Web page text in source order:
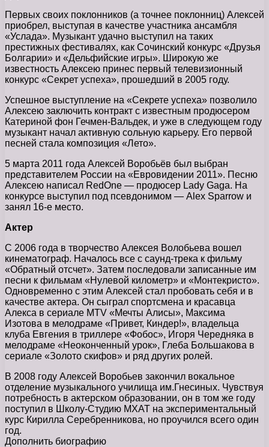
Первых своих поклонников (а точнее поклонниц) Алексей
приобрел, выступая в качестве участника ансамбля
«Услада». Музыкант удачно выступил на таких
престижных фестивалях, как Сочинский конкурс «Друзья
Болгарии» и «Дельфийские игры». Широкую же
известность Алексею принес первый телевизионный
конкурс «Секрет успеха», прошедший в 2005 году.
Успешное выступление на «Секрете успеха» позволило
Алексею заключить контракт с известным продюсером
Катериной фон Гечмен-Вальдек, и уже в следующем году
музыкант начал активную сольную карьеру. Его первой
песней стала композиция «Лето».
5 марта 2011 года Алексей Воробьёв был выбран
представителем России на «Евровидении 2011». Песню
Алексею написал RedOne — продюсер Lady Gaga. На
конкурсе выступил под псевдонимом — Alex Sparrow и
занял 16-е место.
Актер
С 2006 года в творчество Алексея Волобьева вошел
кинематограф. Началось все с саунд-трека к фильму
«Обратный отсчет». Затем последовали записанные им
песни к фильмам «Нулевой километр» и «Монтекристо».
Одновременно с этим Алексей стал пробовать себя и в
качестве актера. Он сыграл спортсмена и красавца
Алекса в сериале MTV «Мечты Алисы», Максима
Изотова в мелодраме «Привет, Киндер!», владельца
клуба Евгения в триллере «Фобос», Игоря Чередняка в
мелодраме «Неоконченный урок», Глеба Большакова в
сериале «Золото скифов» и ряд других ролей.
В 2008 году Алексей Воробьев закончил вокальное
отделение музыкального училища им.Гнесиных. Чувствуя
потребность в актерском образовании, он в том же году
поступил в Школу-Студию МХАТ на экспериментальный
курс Кирилла Серебренникова, но проучился всего один
год.
Дополнить биографию